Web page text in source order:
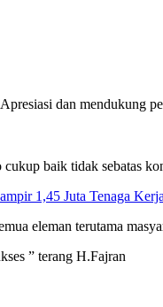
dan mendukung
baik tidak sebatas
1,45 Juta Tenaga Kerja
eleman terutama
” terang H.Fajran